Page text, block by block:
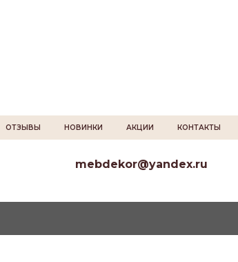
ОТЗЫВЫ НОВИНКИ АКЦИИ КОНТАКТЫ
mebdekor@yandex.ru